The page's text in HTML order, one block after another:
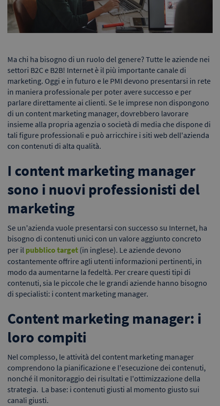
Ma chi ha bisogno di un ruolo del genere? Tutte le aziende nei
settori B2C e B2B! Internet è il più importante canale di
marketing. Oggi e in futuro e le PMI devono presentarsi in rete
in maniera professionale per poter avere successo e per
parlare direttamente ai clienti. Se le imprese non dispongono
di un content marketing manager, dovrebbero lavorare
insieme alla propria agenzia o società di media che dispone di
tali figure professionali e può arricchire i siti web dell'azienda
con contenuti di alta qualità.
I content marketing manager
sono i nuovi professionisti del
marketing
Se un'azienda vuole presentarsi con successo su Internet, ha
bisogno di contenuti unici con un valore aggiunto concreto
per il pubblico target (in inglese). Le aziende devono
costantemente offrire agli utenti informazioni pertinenti, in
modo da aumentarne la fedeltà. Per creare questi tipi di
contenuti, sia le piccole che le grandi aziende hanno bisogno
di specialisti: i content marketing manager.
Content marketing manager: i
loro compiti
Nel complesso, le attività del content marketing manager
comprendono la pianificazione e l'esecuzione dei contenuti,
nonché il monitoraggio dei risultati e l'ottimizzazione della
strategia. La base: i contenuti giusti al momento giusto sui
canali giusti.